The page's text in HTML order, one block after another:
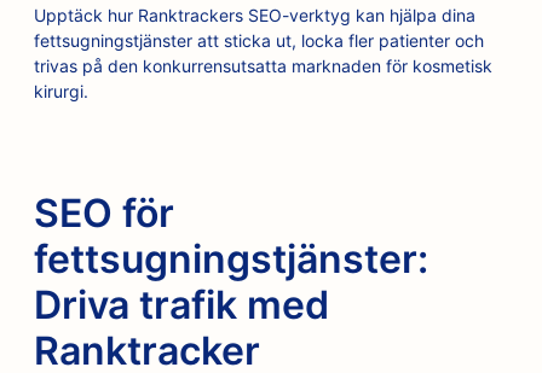
Upptäck hur Ranktrackers SEO-verktyg kan hjälpa dina
fettsugningstjänster att sticka ut, locka fler patienter och
trivas på den konkurrensutsatta marknaden för kosmetisk
kirurgi.
SEO för
fettsugningstjänster:
Driva trafik med
Ranktracker